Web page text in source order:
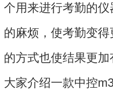
个用来进行考勤的
的麻烦，使考勤变
的方式也使结果更
大家介绍一款中控